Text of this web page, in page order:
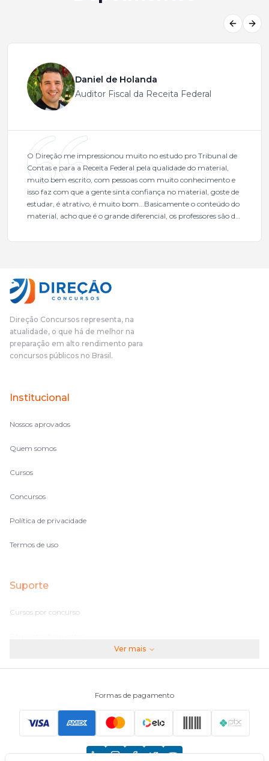
Daniel de Holanda
Auditor Fiscal da Receita Federal
O Direção me impressionou muito no estudo pro Tribunal de
Contas e para a Receita Federal pela qualidade do material,
muito bem escrito, com pessoas com muito conhecimento e
isso faz com que a gente sinta confiança no material, goste de
estudar, é atrativo, é muito bom...Basicamente o conteúdo do
material, acho que é o grande diferencial, os professores são de
mais excelentes cargos da administração pública.Eu sempre
fundamental na minha derrota no ano passado para que eu
pudesse enxergar o que eu errei e corrigir minha rota.E além
das aulas vocês(Direção Concursos), que fizeram um
o aluno, além de ter que estudar, ele tem que perder tempo
fazendo um cronograma, num pós- edital é muito
complicado, é uma avalanche de informação, então vocês
terem feito isso é muito bacana, porque quando eu me sentia
no volume de matérias.
Direção Concursos representa, na
atualidade, o que há de melhor na
preparação em alto rendimento para
concursos públicos no Brasil.
Institucional
Nossos aprovados
Quem somos
Cursos
Concursos
Política de privacidade
Termos de uso
Suporte
Cursos por concurso
Principais Concursos
CNU
Ver mais
Formas de pagamento